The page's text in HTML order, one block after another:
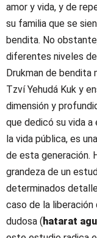
amor y vida, y de
su familia que se
bendita. No
diferentes niveles
Drukman de bendita
Tzví Yehudá Kuk y
dimensión y
que dedicó su vida
la vida pública, es
de esta generación.
grandeza de un
determinados
caso de la
dudosa ( hatarat